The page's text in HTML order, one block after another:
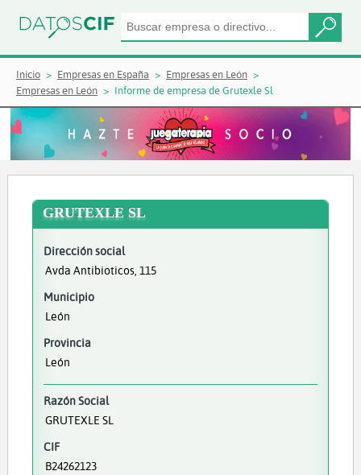
Inicio Empresas en España
Empresas en León
Empresas en León
Informe de empresa de Grutexle Sl
GRUTEXLE SL
Dirección social
Avda Antibioticos, 115
Municipio
León
Provincia
León
Razón Social
GRUTEXLE SL
CIF
B24262123